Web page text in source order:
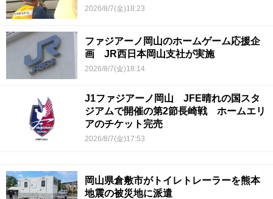
2026/8/7(金)18:23
ファジアーノ岡山のホームゲーム応援企
画 JR西日本岡山支社が実施
2026/8/7(金)18:14
J1ファジアーノ岡山 JFE晴れの国スタ
ジアムで開催の第2節長崎戦 ホームエリ
アのチケット完売
2026/8/7(金)17:53
岡山県倉敷市がトイレトレーラーを熊本
地震の被災地に派遣